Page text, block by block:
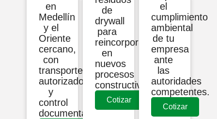
en
Medellín
y el
Oriente
cercano,
con
transporte
autorizado
y
control
documental.
de
drywall
para
reincorporación
en
nuevos
procesos
constructivos.
Cotizar
el
cumplimiento
ambiental
de tu
empresa
ante
las
autoridades
competentes.
Cotizar